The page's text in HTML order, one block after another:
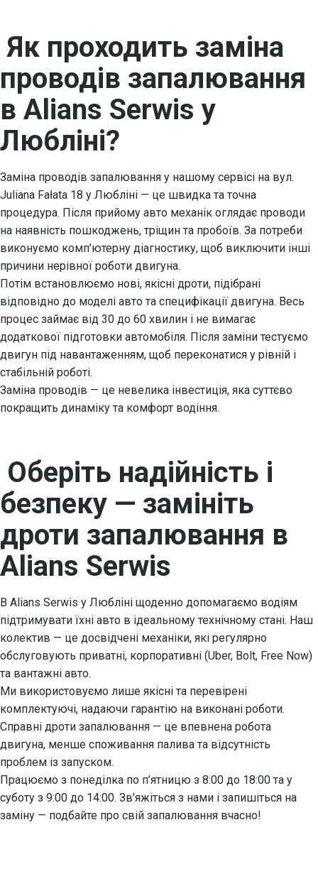
Як проходить заміна
проводів запалювання
в Alians Serwis у
Любліні?
Заміна проводів запалювання у нашому сервісі на вул.
Juliana Fałata 18 у Любліні — це швидка та точна
процедура. Після прийому авто механік оглядає проводи
на наявність пошкоджень, тріщин та пробоїв. За потреби
виконуємо комп’ютерну діагностику, щоб виключити інші
причини нерівної роботи двигуна.
Потім встановлюємо нові, якісні дроти, підібрані
відповідно до моделі авто та специфікації двигуна. Весь
процес займає від 30 до 60 хвилин і не вимагає
додаткової підготовки автомобіля. Після заміни тестуємо
двигун під навантаженням, щоб переконатися у рівній і
стабільній роботі.
Заміна проводів — це невелика інвестиція, яка суттєво
покращить динаміку та комфорт водіння.
Оберіть надійність і
безпеку — замініть
дроти запалювання в
Alians Serwis
В Alians Serwis у Любліні щоденно допомагаємо водіям
підтримувати їхні авто в ідеальному технічному стані. Наш
колектив — це досвідчені механіки, які регулярно
обслуговують приватні, корпоративні (Uber, Bolt, Free Now)
та вантажні авто.
Ми використовуємо лише якісні та перевірені
комплектуючі, надаючи гарантію на виконані роботи.
Справні дроти запалювання — це впевнена робота
двигуна, менше споживання палива та відсутність
проблем із запуском.
Працюємо з понеділка по п’ятницю з 8:00 до 18:00 та у
суботу з 9:00 до 14:00. Зв’яжіться з нами і запишіться на
заміну — подбайте про свій запалювання вчасно!